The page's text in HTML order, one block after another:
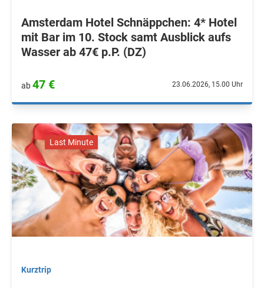
Amsterdam Hotel Schnäppchen: 4* Hotel
mit Bar im 10. Stock samt Ausblick aufs
Wasser ab 47€ p.P. (DZ)
ab47 € 23.06.2026, 15.00 Uhr
Last Minute
Kurztrip